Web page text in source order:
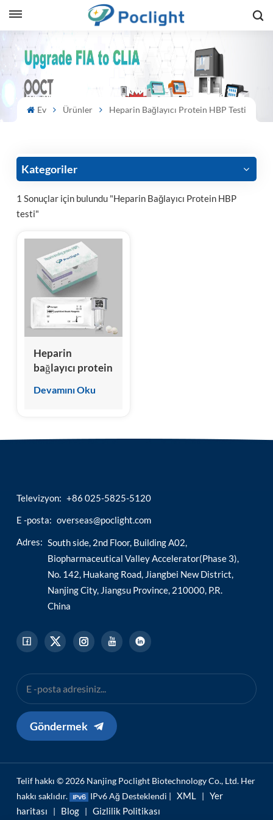
Ev Ürünler Heparin Bağlayıcı Protein HBP Testi
Kategoriler
1 Sonuçlar için bulundu "Heparin Bağlayıcı Protein HBP
testi"
Heparin
bağlayıcı protein
(Homojen
Devamını Oku
Televizyon: +86 025-5825-5120
E -posta: overseas@poclight.com
Adres: South side, 2nd Floor, Building A02,
Biopharmaceutical Valley Accelerator(Phase 3),
No. 142, Huakang Road, Jiangbei New District,
Nanjing City, Jiangsu Province, 210000, P.R.
China
Göndermek
Telif hakkı © 2026 Nanjing Poclight Biotechnology Co., Ltd. Her
hakkı saklıdır.
IPv6 Ağ Desteklendi | XML | Yer
haritası
| Blog | Gizlilik Politikası